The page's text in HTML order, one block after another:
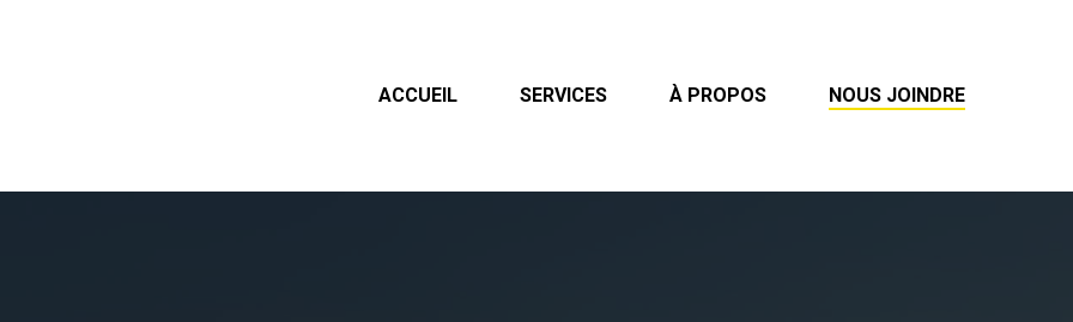
ACCUEIL SERVICES À PROPOS NOUS JOINDRE